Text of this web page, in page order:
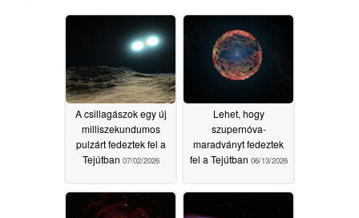
A csillagászok egy új
milliszekundumos
pulzárt fedeztek fel a
Tejútban 07/02/2026
Lehet, hogy
szupernóva-
maradványt fedeztek
fel a Tejútban 06/13/2026